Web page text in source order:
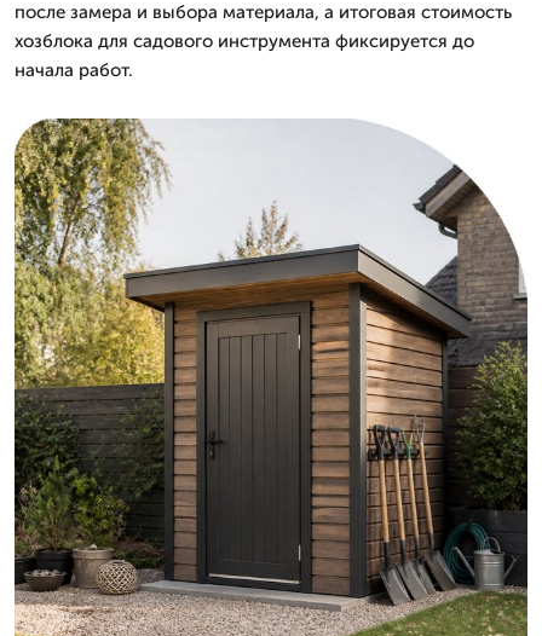
после замера и выбора материала, а итоговая стоимость
хозблока для садового инструмента фиксируется до
начала работ.